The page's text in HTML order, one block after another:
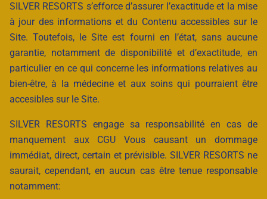
SILVER RESORTS s’efforce d’assurer l’exactitude et la mise
à jour des informations et du Contenu accessibles sur le
Site. Toutefois, le Site est fourni en l’état, sans aucune
garantie, notamment de disponibilité et d’exactitude, en
particulier en ce qui concerne les informations relatives au
bien-être, à la médecine et aux soins qui pourraient être
accesibles sur le Site.
SILVER RESORTS engage sa responsabilité en cas de
manquement aux CGU Vous causant un dommage
immédiat, direct, certain et prévisible. SILVER RESORTS ne
saurait, cependant, en aucun cas être tenue responsable
notamment: